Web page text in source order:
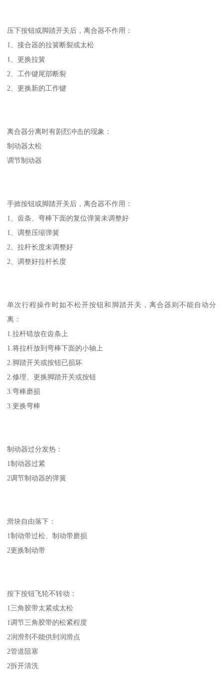
压下按钮或脚踏开关后，离合器不作用：
1、接合器的拉簧断裂或太松
1、更换拉簧
2、工作键尾部断裂
2、更换新的工作键
离合器分离时有剧烈冲击的现象：
制动器太松
调节制动器
手掀按钮或脚踏开关后，离合器不作用：
1、齿条、弯棒下面的复位弹簧未调整好
1、调整压缩弹簧
2、拉杆长度未调整好
2、调整好拉杆长度
单次行程操作时如不松开按钮和脚踏开关，离合器则不能自动分
离：
1.拉杆错放在齿条上
1.将拉杆放到弯棒下面的小轴上
2.脚踏开关或按钮已损坏
2.修理、更换脚踏开关或按钮
3.弯棒磨损
3.更换弯棒
制动器过分发热：
1制动器过紧
2调节制动器的弹簧
滑块自由落下：
1制动带过松、制动带磨损
2更换制动带
按下按钮飞轮不转动：
1三角胶带太紧或太松
1调节三角胶带的松紧程度
2润滑剂不能供到润滑点
2管道阻塞
2拆开清洗